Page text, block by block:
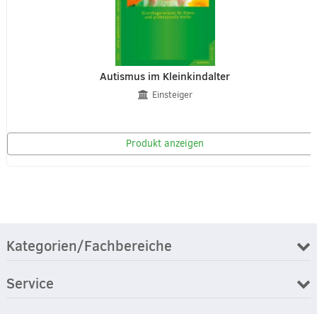
Autismus im Kleinkindalter
Einsteiger
Produkt anzeigen
Kategorien/Fachbereiche
Service